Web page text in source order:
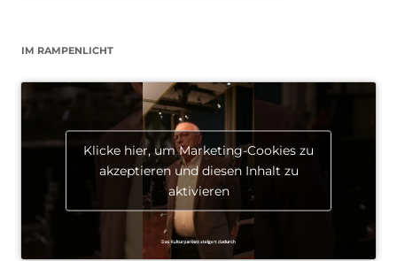
IM RAMPENLICHT
Klicke hier, um Marketing-Cookies zu
akzeptieren und diesen Inhalt zu
aktivieren